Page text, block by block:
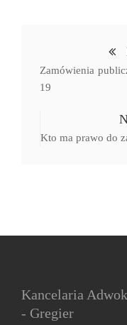
In
Zamówienia
19
Kto ma prawo do
Kancelaria
- Gregier